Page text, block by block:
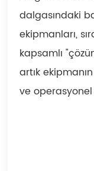
dalgasındaki
ekipmanları,
kapsamlı
artık
ve